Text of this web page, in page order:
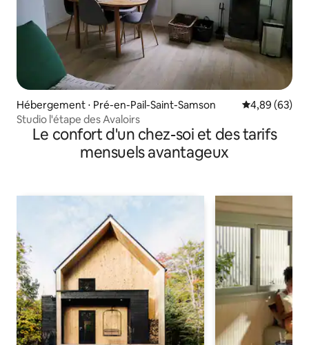
Hébergement ⋅ Pré-en-Pail-Saint-Samson Évaluation
4,89 (63)
Studio l'étape des Avaloirs
Le confort d'un chez-soi et des tarifs
mensuels avantageux